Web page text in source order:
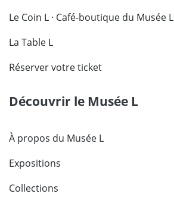
Le Coin L · Café-boutique du Musée L
La Table L
Réserver votre ticket
Découvrir le Musée L
À propos du Musée L
Expositions
Collections